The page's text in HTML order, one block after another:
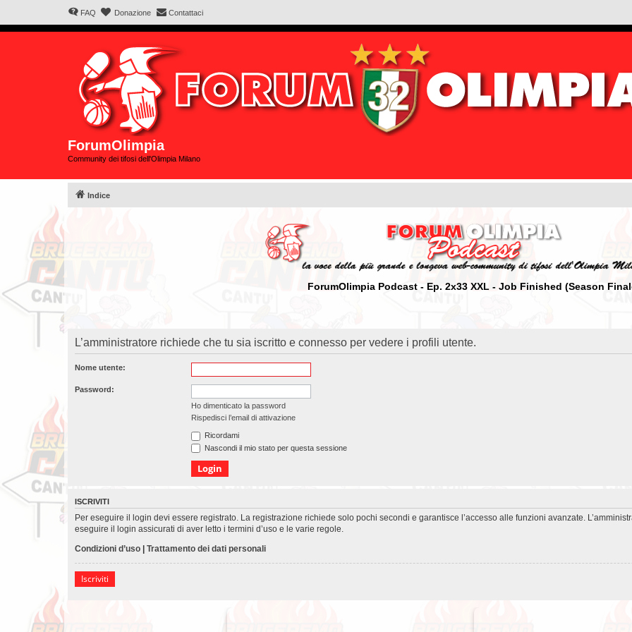
FAQ Donazione Contattaci
ForumOlimpia
Community dei tifosi dell'Olimpia Milano
Indice
ForumOlimpia Podcast - Ep. 2x33 XXL - Job Finished (Season
L’amministratore richiede che tu sia iscritto e connesso per vedere i profili utente.
Nome utente:
Password:
Ho dimenticato la password
Rispedisci l’email di attivazione
Ricordami
Nascondi il mio stato per questa sessione
ISCRIVITI
Per eseguire il login devi essere registrato. La registrazione richiede solo pochi secondi e garantisce l’accesso alle funzioni avanzate.
eseguire il login assicurati di aver letto i termini d’uso e le varie regole.
Condizioni d’uso
Trattamento dei dati personali
Iscriviti